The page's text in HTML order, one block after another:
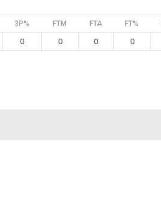
3P% FTM FTA FT%
0 0 0 0